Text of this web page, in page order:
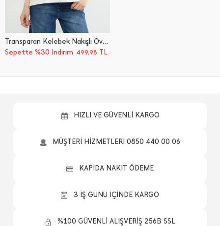
Transparan Kelebek Nakışlı Oversize Tişört
Sepette %30 İndirim 499,98 TL
HIZLI VE GÜVENLİ KARGO
MÜŞTERİ HİZMETLERİ 0850 440 00 06
KAPIDA NAKİT ÖDEME
3 İŞ GÜNÜ İÇİNDE KARGO
%100 GÜVENLİ ALIŞVERİŞ 256B SSL